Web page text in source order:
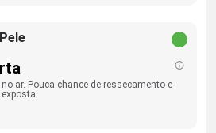
ar. Pouca chance de ressecamento e